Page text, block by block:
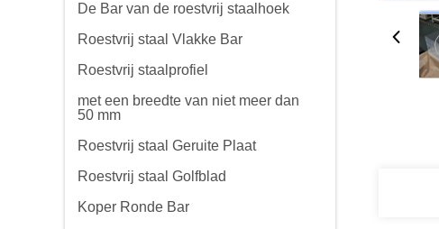
De Bar van de roestvrij staalhoek
Roestvrij staal Vlakke Bar
Roestvrij staalprofiel
met een breedte van niet meer dan
50 mm
Roestvrij staal Geruite Plaat
Roestvrij staal Golfblad
Koper Ronde Bar